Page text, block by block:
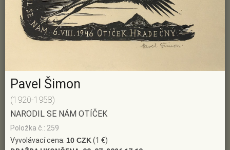
Pavel Šimon
(1920-1958)
NARODIL SE NÁM OTÍČEK
Položka č.: 259
Vyvolávací cena: 10 CZK(1 €)